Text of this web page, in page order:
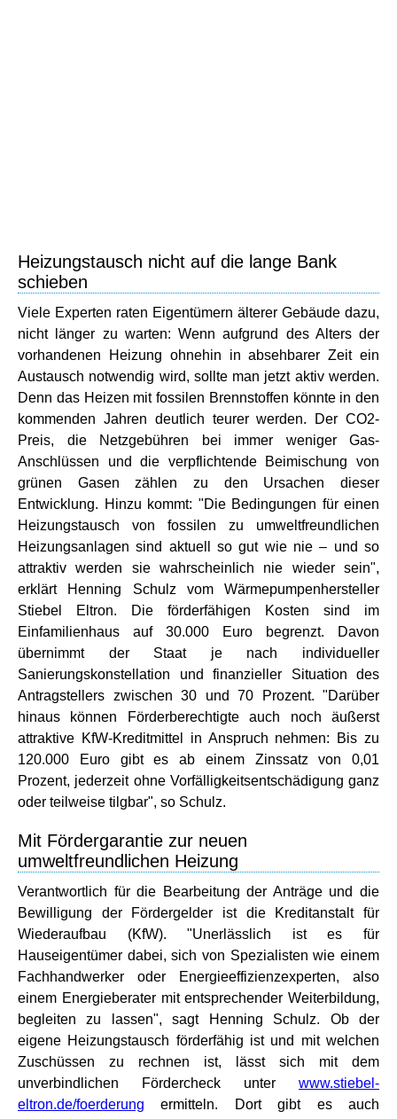
Heizungstausch nicht auf die lange Bank
schieben
Viele Experten raten Eigentümern älterer Gebäude dazu,
nicht länger zu warten: Wenn aufgrund des Alters der
vorhandenen Heizung ohnehin in absehbarer Zeit ein
Austausch notwendig wird, sollte man jetzt aktiv werden.
Denn das Heizen mit fossilen Brennstoffen könnte in den
kommenden Jahren deutlich teurer werden. Der CO2-
Preis, die Netzgebühren bei immer weniger Gas-
Anschlüssen und die verpflichtende Beimischung von
grünen Gasen zählen zu den Ursachen dieser
Entwicklung. Hinzu kommt: "Die Bedingungen für einen
Heizungstausch von fossilen zu umweltfreundlichen
Heizungsanlagen sind aktuell so gut wie nie – und so
attraktiv werden sie wahrscheinlich nie wieder sein",
erklärt Henning Schulz vom Wärmepumpenhersteller
Stiebel Eltron. Die förderfähigen Kosten sind im
Einfamilienhaus auf 30.000 Euro begrenzt. Davon
übernimmt der Staat je nach individueller
Sanierungskonstellation und finanzieller Situation des
Antragstellers zwischen 30 und 70 Prozent. "Darüber
hinaus können Förderberechtigte auch noch äußerst
attraktive KfW-Kreditmittel in Anspruch nehmen: Bis zu
120.000 Euro gibt es ab einem Zinssatz von 0,01
Prozent, jederzeit ohne Vorfälligkeitsentschädigung ganz
oder teilweise tilgbar", so Schulz.
Mit Fördergarantie zur neuen
umweltfreundlichen Heizung
Verantwortlich für die Bearbeitung der Anträge und die
Bewilligung der Fördergelder ist die Kreditanstalt für
Wiederaufbau (KfW). "Unerlässlich ist es für
Hauseigentümer dabei, sich von Spezialisten wie einem
Fachhandwerker oder Energieeffizienzexperten, also
einem Energieberater mit entsprechender Weiterbildung,
begleiten zu lassen", sagt Henning Schulz. Ob der
eigene Heizungstausch förderfähig ist und mit welchen
Zuschüssen zu rechnen ist, lässt sich mit dem
unverbindlichen Fördercheck unter www.stiebel-
eltron.de/foerderung ermitteln. Dort gibt es auch